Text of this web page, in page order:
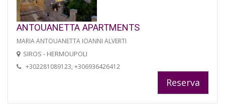
ANTOUANETTA APARTMENTS
MARIA ANTOUANETTA IOANNI ALVERTI
SIROS - HERMOUPOLI
+302281089123, +306936426412
Reserva